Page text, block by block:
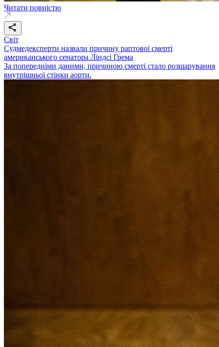
Читати повністю
Світ
Судмедексперти назвали причину раптової смерті
американського сенатора Ліндсі Грема
За попередніми даними, причиною смерті стало розшарування
внутрішньої стінки аорти.